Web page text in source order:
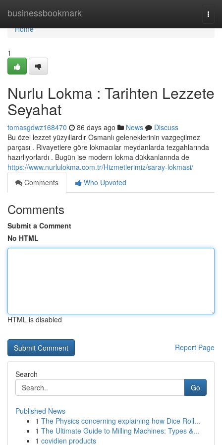
businessbookmark
Home
Home
1
Nurlu Lokma : Tarihten Lezzete
Seyahat
tomasgdwz168470 86 days ago News
Discuss
Bu özel lezzet yüzyıllardır Osmanlı geleneklerinin vazgeçilmez
parçası . Rivayetlere göre lokmacılar meydanlarda tezgahlarında
hazırlıyorlardı . Bugün ise modern lokma dükkanlarında de
https://www.nurlulokma.com.tr/Hizmetlerimiz/saray-lokmasi/
Comments
Who Upvoted
Comments
Submit a Comment
No HTML
HTML is disabled
Report Page
Search
Go
Published News
1 The Physics concerning explaining how Dice Roll...
1 The Ultimate Guide to Milling Machines: Types &...
1 covidien products